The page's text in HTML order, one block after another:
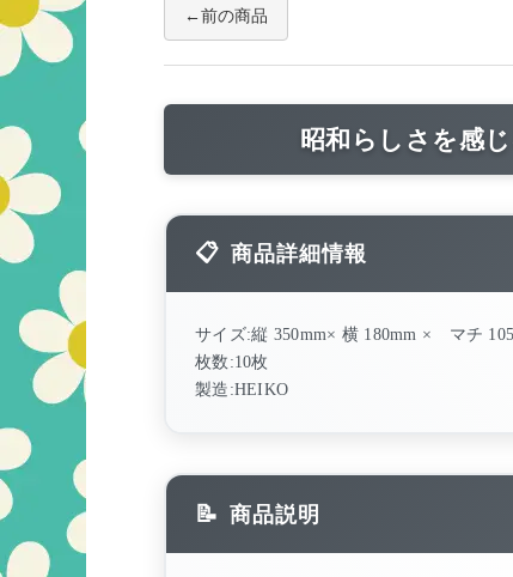
前の商品
昭和らしさを感
商品詳細情報
サイズ:縦 350mm× 横 180mm × マチ
枚数:10枚
製造:HEIKO
商品説明